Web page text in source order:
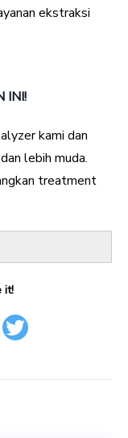
ekstraksi
INI!
kami dan
lebih muda.
treatment
it!